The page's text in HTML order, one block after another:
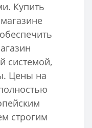
Купить
системой,
Цены на
строгим